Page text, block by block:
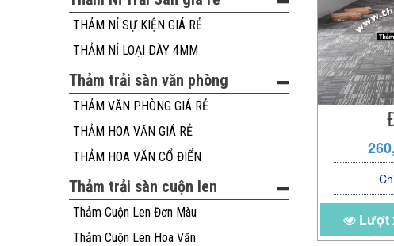
THẢM NỈ SỰ KIỆN GIÁ RẺ
THẢM NỈ LOẠI DÀY 4MM
Thảm trải sàn văn phòng
THẢM VĂN PHÒNG GIÁ RẺ
THẢM HOA VĂN GIÁ RẺ
THẢM HOA VĂN CỔ ĐIỂN
Thảm trải sàn cuộn len
Thảm Cuộn Len Đơn Màu
Thảm Cuộn Len Hoa Văn
Lượt